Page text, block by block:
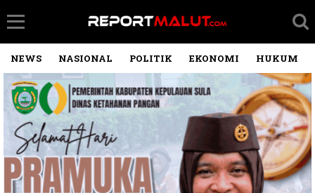
NEWS NASIONAL POLITIK EKONOMI HUKUM